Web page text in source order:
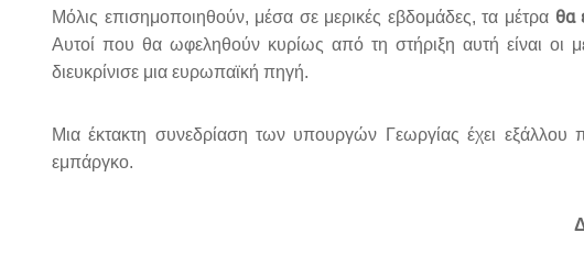
Μόλις επισημοποιηθούν, μέσα σε μερικές εβδομάδες, τα μέτρα θα
Αυτοί που θα ωφεληθούν κυρίως από τη στήριξη αυτή είναι οι
διευκρίνισε μια ευρωπαϊκή πηγή.
Μια έκτακτη συνεδρίαση των υπουργών Γεωργίας έχει εξάλλου
εμπάργκο.